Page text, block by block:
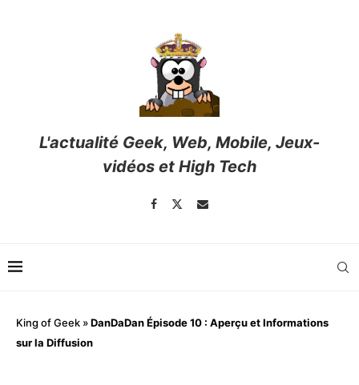
L'actualité Geek, Web, Mobile, Jeux-
vidéos et High Tech
King of Geek »DanDaDan Épisode 10 : Aperçu et Informations
sur la Diffusion